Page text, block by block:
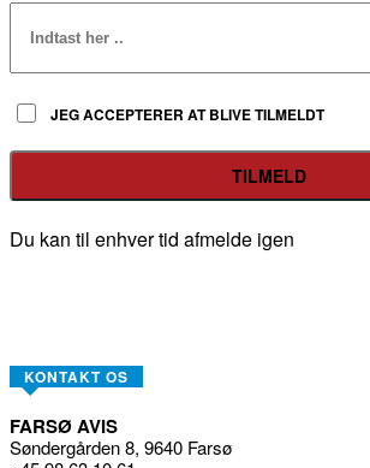
JEG ACCEPTERER AT BLIVE TILMELDT
Du kan til enhver tid afmelde igen
KONTAKT OS
FARSØ AVIS
Søndergården 8, 9640 Farsø